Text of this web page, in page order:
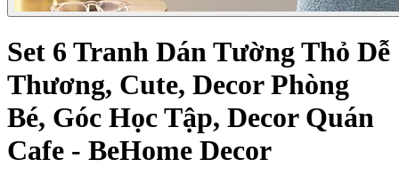
Set 6 Tranh Dán Tường Thỏ Dễ
Thương, Cute, Decor Phòng
Bé, Góc Học Tập, Decor Quán
Cafe - BeHome Decor